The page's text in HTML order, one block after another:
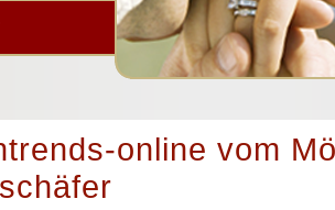
online vom